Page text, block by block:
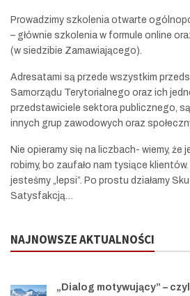
Prowadzimy szkolenia otwarte
– głównie szkolenia w formule online
(w siedzibie Zamawiającego).
Adresatami są przede wszystkim
Samorządu Terytorialnego oraz ich
przedstawiciele sektora publicznego,
innych grup zawodowych oraz
Nie opieramy się na liczbach- wiemy, że
robimy, bo zaufało nam tysiące klientów.
jesteśmy „lepsi”. Po prostu działamy
Satysfakcją…
NAJNOWSZE AKTUALNOŚCI
„Dialog motywujący” –